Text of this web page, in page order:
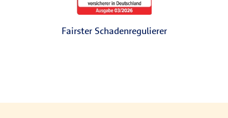
Fairster Schadenregulierer